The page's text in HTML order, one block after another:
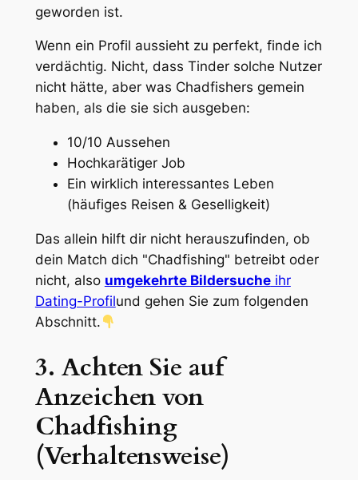
geworden ist.
Wenn ein Profil aussieht zu perfekt, finde ich
verdächtig. Nicht, dass Tinder solche Nutzer
nicht hätte, aber was Chadfishers gemein
haben, als die sie sich ausgeben:
10/10 Aussehen
Hochkarätiger Job
Ein wirklich interessantes Leben
(häufiges Reisen & Geselligkeit)
Das allein hilft dir nicht herauszufinden, ob
dein Match dich "Chadfishing" betreibt oder
nicht, also umgekehrte Bildersucheihr
Dating-Profilund gehen Sie zum folgenden
Abschnitt.
3. Achten Sie auf
Anzeichen von
Chadfishing
(Verhaltensweise)